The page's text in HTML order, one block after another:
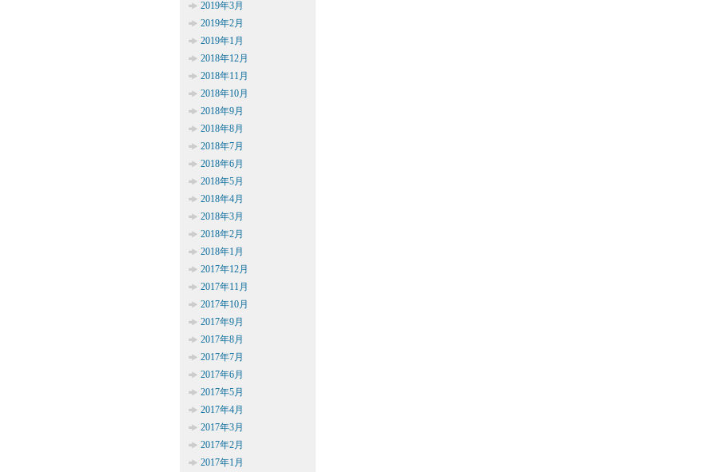
2019年3月
2019年2月
2019年1月
2018年12月
2018年11月
2018年10月
2018年9月
2018年8月
2018年7月
2018年6月
2018年5月
2018年4月
2018年3月
2018年2月
2018年1月
2017年12月
2017年11月
2017年10月
2017年9月
2017年8月
2017年7月
2017年6月
2017年5月
2017年4月
2017年3月
2017年2月
2017年1月